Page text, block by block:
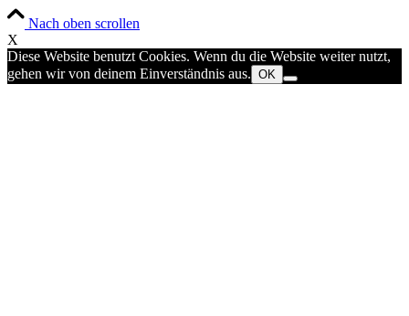
Nach oben scrollen
X
Diese Website benutzt Cookies. Wenn du die Website weiter nutzt,
gehen wir von deinem Einverständnis aus. OK